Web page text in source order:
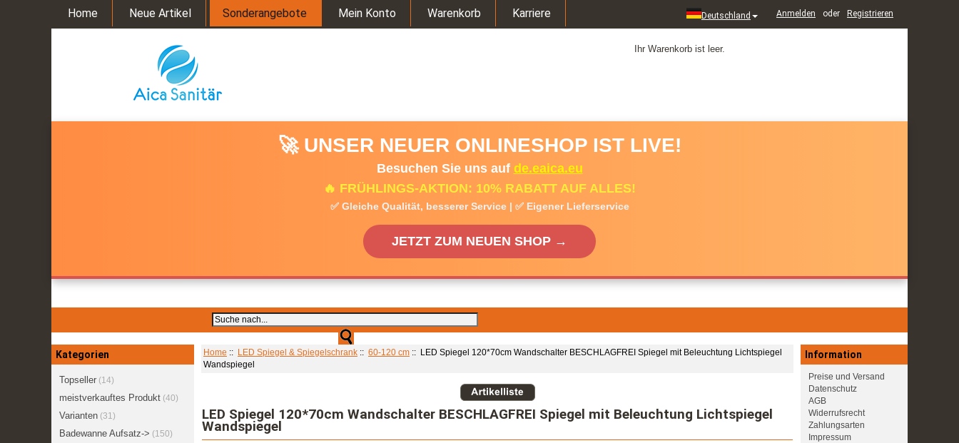
Ihr Warenkorb ist leer.
🚀 UNSER NEUER ONLINESHOP IST LIVE!
Besuchen Sie uns auf de.eaica.eu
🔥 FRÜHLINGS-AKTION: 10% RABATT AUF ALLES!
✅ Gleiche Qualität, besserer Service | ✅ Eigener Lieferservice
JETZT ZUM NEUEN SHOP →
Home Neue Artikel Sonderangebote Mein Konto Warenkorb Karriere Deutschland Anmelden oder Registrieren
Kategorien
Topseller(14)
meistverkauftes Produkt(40)
Varianten(31)
Badewanne Aufsatz-> (150)
Home :: LED Spiegel & Spiegelschrank :: 60-120 cm :: LED Spiegel 120*70cm Wandschalter BESCHLAGFREI Spiegel mit Beleuchtung Lichtspiegel
Wandspiegel
LED Spiegel 120*70cm Wandschalter BESCHLAGFREI Spiegel mit Beleuchtung Lichtspiegel
Wandspiegel
Information
Preise und Versand
Datenschutz
AGB
Widerrufsrecht
Zahlungsarten
Impressum